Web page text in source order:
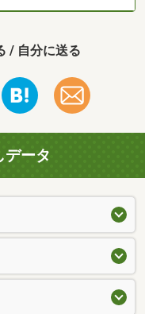
/ 自分に送る
データ